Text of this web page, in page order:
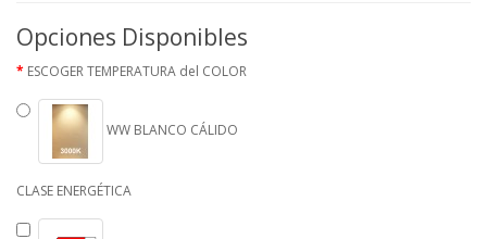
Opciones Disponibles
ESCOGER TEMPERATURA del COLOR
WW BLANCO CÁLIDO
CLASE ENERGÉTICA